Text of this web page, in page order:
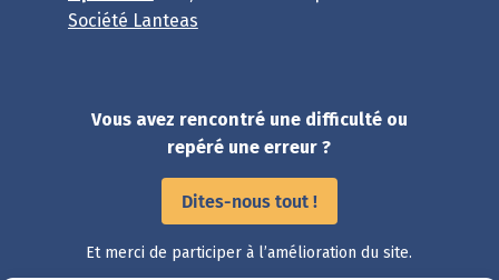
Société Lanteas
Vous avez rencontré une difficulté ou
repéré une erreur ?
Dites-nous tout !
Et merci de participer à l’amélioration du site.